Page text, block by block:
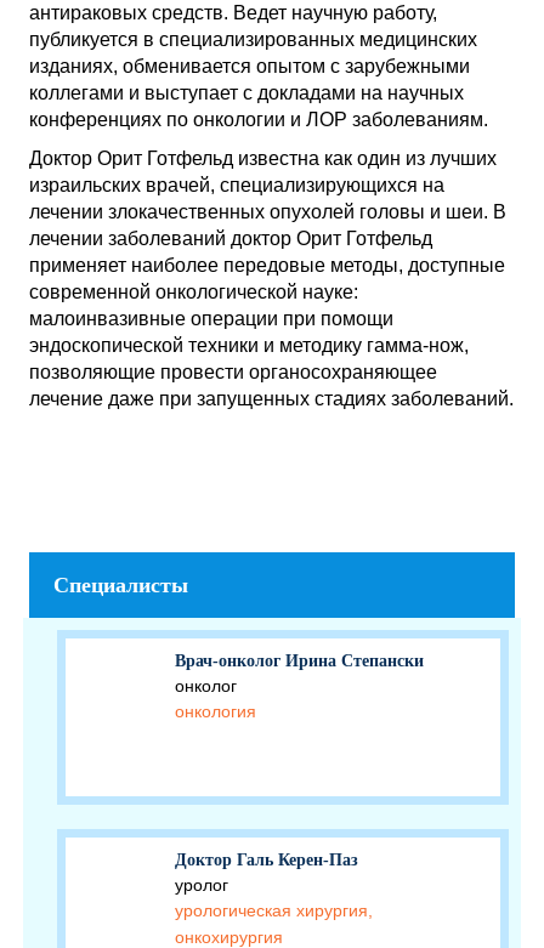
антираковых средств. Ведет научную работу,
публикуется в специализированных медицинских
изданиях, обменивается опытом с зарубежными
коллегами и выступает с докладами на научных
конференциях по онкологии и ЛОР заболеваниям.
Доктор Орит Готфельд известна как один из лучших
израильских врачей, специализирующихся на
лечении злокачественных опухолей головы и шеи. В
лечении заболеваний доктор Орит Готфельд
применяет наиболее передовые методы, доступные
современной онкологической науке:
малоинвазивные операции при помощи
эндоскопической техники и методику гамма-нож,
позволяющие провести органосохраняющее
лечение даже при запущенных стадиях заболеваний.
Специалисты
Врач-онколог Ирина Степански
онколог
онкология
Доктор Галь Керен-Паз
уролог
урологическая хирургия,
онкохирургия